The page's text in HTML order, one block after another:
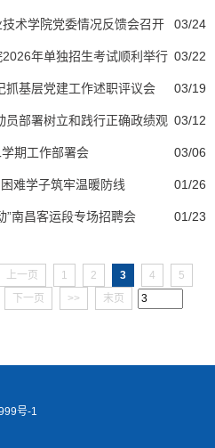
03/24
术学院党委情况反馈会召开
03/22
年单独招生考试顺利举行
03/19
抓基层党建工作述职评议会
03/12
员部署树立和践行正确政绩观
03/06
期工作部署会
01/26
难学子筑牢温暖防线
01/23
”南昌客运段专场招聘会
上一页 1 2 3 4
5
下一页 >> 末页
号-1